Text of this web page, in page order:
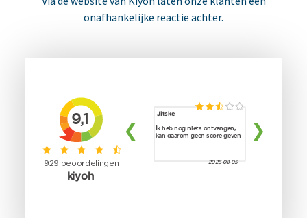
onafhankelijke reactie achter.